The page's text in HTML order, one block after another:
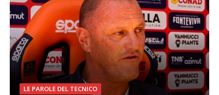
LE PAROLE DEL TECNICO